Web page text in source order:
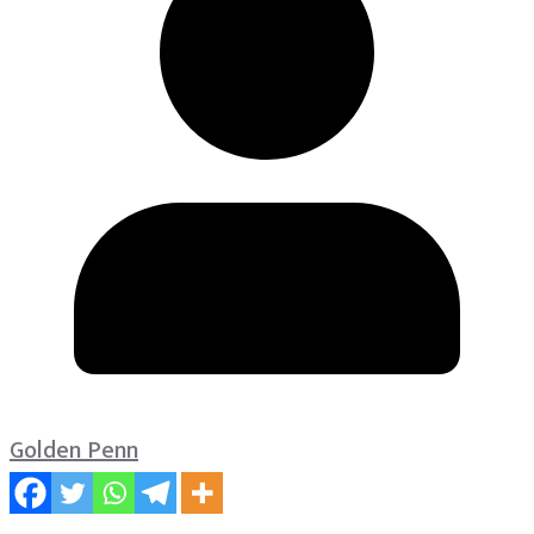
Golden Penn